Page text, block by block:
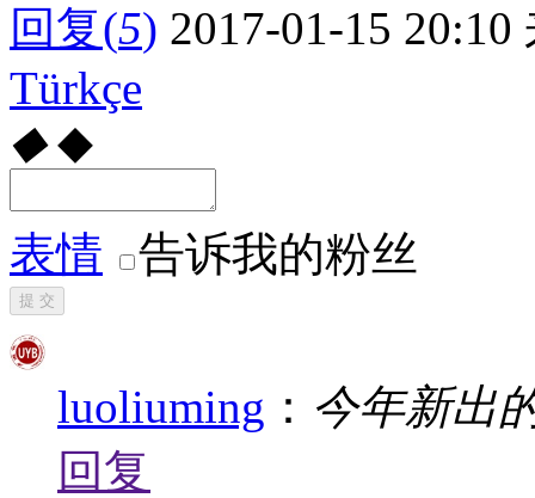
回复(5) 2017-01-15 20:10
Türkçe
◆ ◆
表情 告诉我的粉丝
提 交
luoliuming ： 今年新出
回复